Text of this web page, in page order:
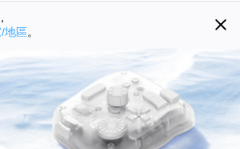
地區。
TourBox for DaVinci Resolve
体化剪辑与调色控制台
了解更多